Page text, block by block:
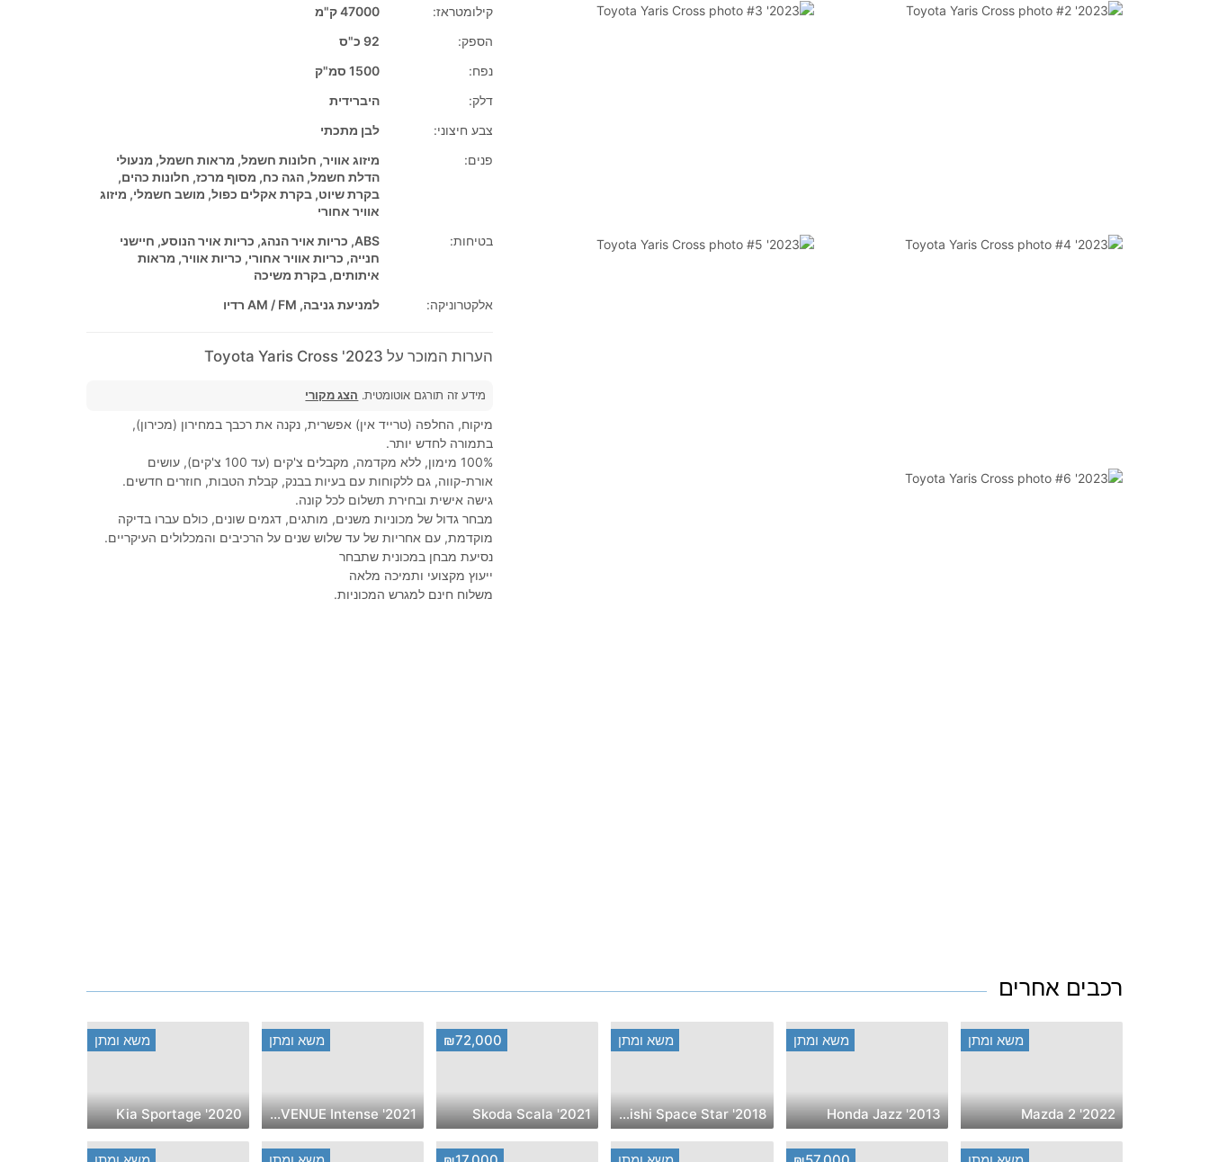
קילומטראז:
47000 ק"מ
הספק:
92 כ"ס
נפח:
1500 סמ"ק
דלק:
היברידית
צבע חיצוני:
לבן מתכתי
פנים:
מיזוג אוויר, חלונות חשמל, מראות חשמל, מנעולי
הדלת חשמל, הגה כח, מסוף מרכז, חלונות כהים,
בקרת שיוט, בקרת אקלים כפול, מושב חשמלי, מיזוג
אוויר אחורי
בטיחות:
ABS, כריות אויר הנהג, כריות אויר הנוסע, חיישני
חנייה, כריות אוויר אחורי, כריות אוויר, מראות
איתותים, בקרת משיכה
אלקטרוניקה:
למניעת גניבה, AM / FM רדיו
הערות המוכר על 2023' Toyota Yaris Cross
מידע זה תורגם אוטומטית. הצג מקורי
מיקוח, החלפה (טרייד אין) אפשרית, נקנה את רכבך במחירון (מכירון),
בתמורה לחדש יותר.
100% מימון, ללא מקדמה, מקבלים צ'קים (עד 100 צ'קים), עושים
אורת-קווה, גם ללקוחות עם בעיות בבנק, קבלת הטבות, חוזרים חדשים.
גישה אישית ובחירת תשלום לכל קונה.
מבחר גדול של מכוניות משנים, מותגים, דגמים שונים, כולם עברו בדיקה
מוקדמת, עם אחריות של עד שלוש שנים על הרכיבים והמכלולים העיקריים.
נסיעת מבחן במכונית שתבחר
ייעוץ מקצועי ותמיכה מלאה
משלוח חינם למגרש המכוניות.
רכבים אחרים
משא ומתן
2022' Mazda 2
משא ומתן
2013' Honda Jazz
משא ומתן
2018' Mitsubishi Space Star
₪72,000
2021' Skoda Scala
משא ומתן
2021' Hyundai VENUE Intense
משא ומתן
2020' Kia Sportage